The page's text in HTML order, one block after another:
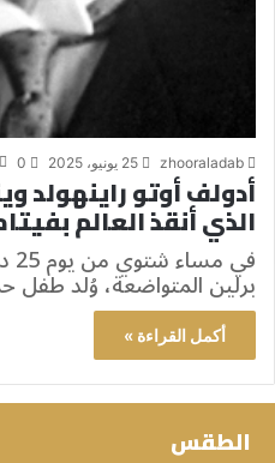
zhooraladab 25 يونيو، 2025 0
أدولف أوتو راينهولد
الذي أنقذ العالم
برلين المتواضعة، وُلد طفل
أكمل القراءة »
الطقس